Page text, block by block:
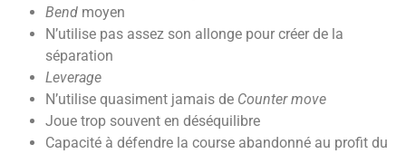
Bend moyen
N’utilise pas assez son allonge pour créer de la
séparation
Leverage
N’utilise quasiment jamais de Counter move
Joue trop souvent en déséquilibre
Capacité à défendre la course abandonné au profit du